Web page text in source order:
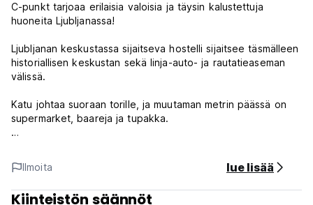
C-punkt tarjoaa erilaisia ​​valoisia ja täysin kalustettuja
huoneita Ljubljanassa!
Ljubljanan keskustassa sijaitseva hostelli sijaitsee täsmälleen
historiallisen keskustan sekä linja-auto- ja rautatieaseman
välissä.
Katu johtaa suoraan torille, ja muutaman metrin päässä on
supermarket, baareja ja tupakka.
Peruutusehdot: 48 tuntia ennen saapumista.
Sisäänkirjautuminen klo 16.00 alkaen.
Ilmoita lue lisää
Kiinteistön säännöt